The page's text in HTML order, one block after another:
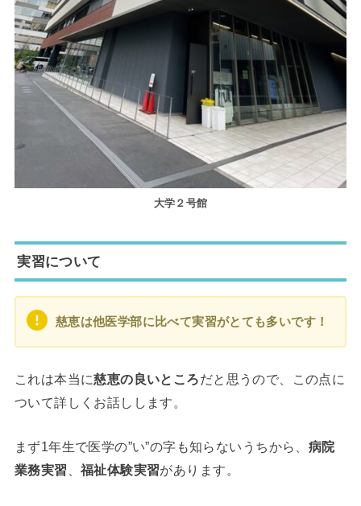
大学２号館
実習について
慈恵は他医学部に比べて実習がとても多いです！
これは本当に慈恵の良いところだと思うので、この点に
ついて詳しくお話しします。
まず1年生で医学の”い”の字も知らないうちから、 病院
業務実習
福祉体験実習があります。